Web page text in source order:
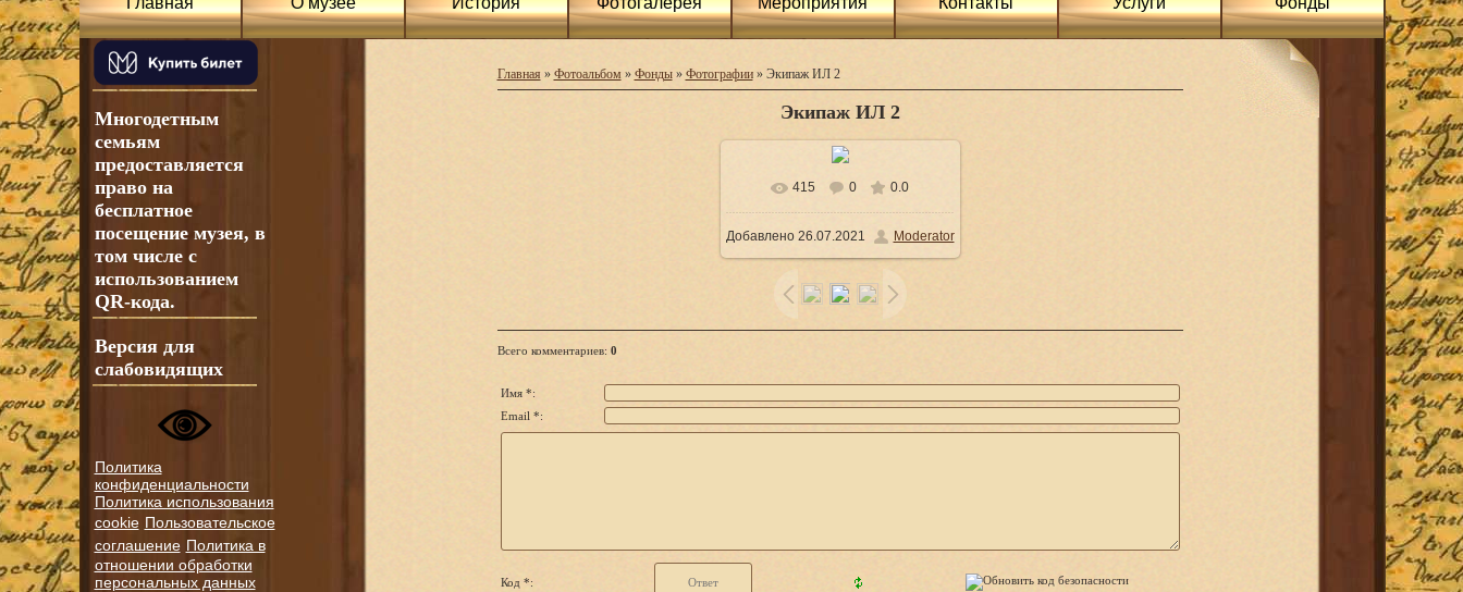
Многодетным
семьям
предоставляется
право на
бесплатное
посещение музея, в
том числе с
использованием
QR-кода.
Версия для
слабовидящих
Политика
конфиденциальности
Политика использования
cookie Пользовательское
соглашение Политика в
отношении обработки
персональных данных
Главная » Фотоальбом» Фонды» Фотографии» Экипаж ИЛ 2
Экипаж ИЛ 2
В реальном размере 708x424
/ 65.6Kb
415 0 0.0
Добавлено26.07.2021 Moderator
Всего комментариев: 0
Имя *:
Email *:
Код *: